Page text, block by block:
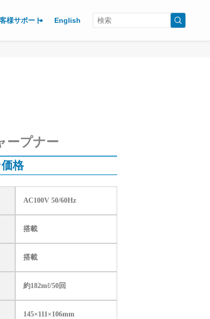
様サポート English
ープナー
格
AC100V 50/60Hz
搭載
搭載
約182mℓ/50回
145×111×106mm